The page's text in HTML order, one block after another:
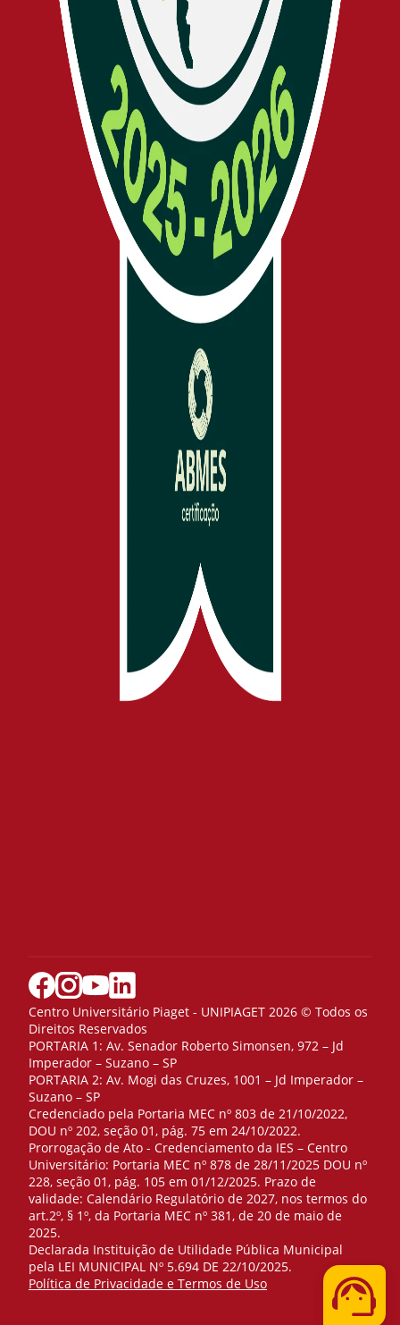
Centro Universitário Piaget - UNIPIAGET 2026 © Todos os
Direitos Reservados
PORTARIA 1: Av. Senador Roberto Simonsen, 972 – Jd
Imperador – Suzano – SP
PORTARIA 2: Av. Mogi das Cruzes, 1001 – Jd Imperador –
Suzano – SP
Credenciado pela Portaria MEC nº 803 de 21/10/2022,
DOU nº 202, seção 01, pág. 75 em 24/10/2022.
Prorrogação de Ato - Credenciamento da IES – Centro
Universitário: Portaria MEC nº 878 de 28/11/2025 DOU nº
228, seção 01, pág. 105 em 01/12/2025. Prazo de
validade: Calendário Regulatório de 2027, nos termos do
art.2º, § 1º, da Portaria MEC nº 381, de 20 de maio de
2025.
Declarada Instituição de Utilidade Pública Municipal
pela LEI MUNICIPAL Nº 5.694 DE 22/10/2025.
Política de Privacidade e Termos de Uso
Telefone
WhatsApp